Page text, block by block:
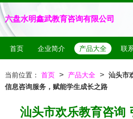
六盘水明鑫武教育咨询有限公司
首页 企业简介 产品大全 联
当前位置： 首页 > 产品大全 > 汕头市
信息咨询服务，赋能学生成长之路
汕头市欢乐教育咨询